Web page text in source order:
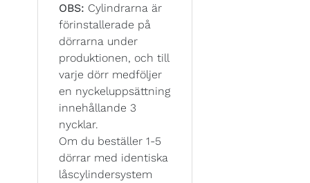
OBS: Cylindrarna är
förinstallerade på
dörrarna under
produktionen, och till
varje dörr medföljer
en nyckeluppsättning
innehållande 3
nycklar.
Om du beställer 1-5
dörrar med identiska
låscylindersystem